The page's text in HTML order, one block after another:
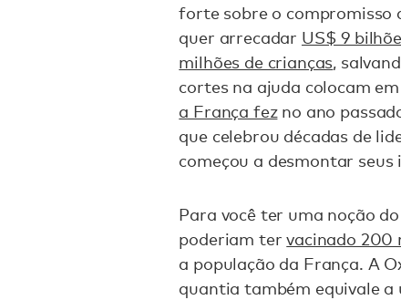
forte sobre o compromisso
quer arrecadar US$ 9
milhões de crianças,
cortes na ajuda colocam
a França fezno ano
que celebrou décadas de
começou a desmontar
Para você ter uma noção
poderiam tervacinado 200
a população da França. A
quantia também equivale